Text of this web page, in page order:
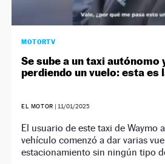
MOTORTV
Se sube a un taxi autónomo
perdiendo un vuelo: esta es
EL MOTOR | 11/01/2025
El usuario de este taxi de Waymo
vehículo comenzó a dar varias
estacionamiento sin ningún tipo